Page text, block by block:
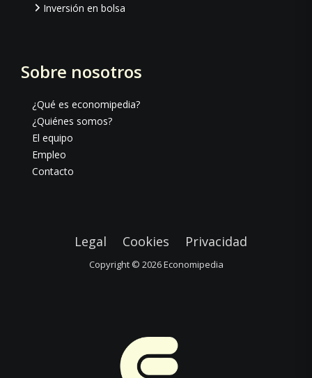
Inversión en bolsa
Sobre nosotros
¿Qué es economipedia?
¿Quiénes somos?
El equipo
Empleo
Contacto
Legal Cookies Privacidad
Copyright © 2026Economipedia